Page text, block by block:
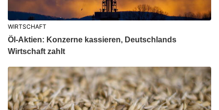
WIRTSCHAFT
Öl-Aktien: Konzerne kassieren, Deutschlands
Wirtschaft zahlt